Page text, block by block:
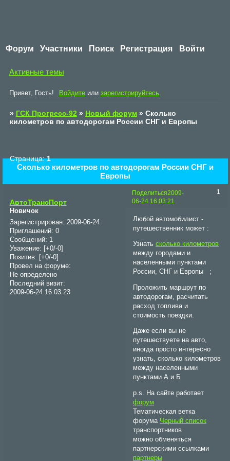
Форум Участники Поиск Регистрация Войти
Активные темы
Привет, Гость! Войдитеили зарегистрируйтесь
» ГСК Прогресс-92 » Новый форум » Сколько
километров по автодорогам России СНГ и Европы
Сколько километров по автодорогам России СНГ и
Европы
Страница:1
Поделиться 1
2009-
06-24 16:03:21
АвтоТрансПорт
Новичок
Зарегистрирован: 2009-06-24
Приглашений: 0
Сообщений: 1
Уважение:
[+0/-0]
Позитив:
[+0/-0]
Провел на форуме:
Не определено
Последний визит:
2009-06-24 16:03:23
Любой автомобилист -
путешественник может :
Узнатьсколько километров
между городами и
населенными пунктами
России, СНГ и Европы ;
Проложить маршрут по
автодорогам, расчитать
расход топлива и
стоимость поездки.
Даже если вы не
путешествуете на авто,
иногда просто интересно
узнать, сколько километров
между населенными
пунктами А и Б
p.s. На сайте работает
форум
Тематическая ветка
форума Черный список
транспортников
можно обменяться
партнерскими ссылками
партнеры